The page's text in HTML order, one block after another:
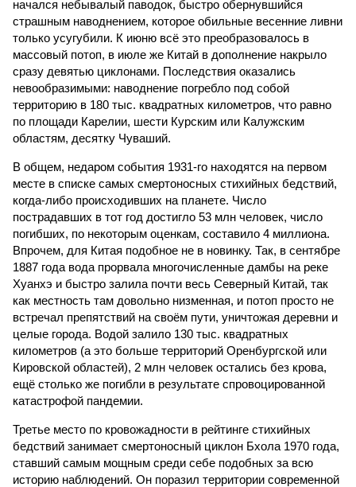
начался небывалый паводок, быстро обернувшийся
страшным наводнением, которое обильные весенние ливни
только усугубили. К июню всё это преобразовалось в
массовый потоп, в июле же Китай в дополнение накрыло
сразу девятью циклонами. Последствия оказались
невообразимыми: наводнение погребло под собой
территорию в 180 тыс. квадратных километров, что равно
по площади Карелии, шести Курским или Калужским
областям, десятку Чуваший.
В общем, недаром события 1931-го находятся на первом
месте в списке самых смертоносных стихийных бедствий,
когда-либо происходивших на планете. Число
пострадавших в тот год достигло 53 млн человек, число
погибших, по некоторым оценкам, составило 4 миллиона.
Впрочем, для Китая подобное не в новинку. Так, в сентябре
1887 года вода прорвала многочисленные дамбы на реке
Хуанхэ и быстро залила почти весь Северный Китай, так
как местность там довольно низменная, и потоп просто не
встречал препятствий на своём пути, уничтожая деревни и
целые города. Водой залило 130 тыс. квадратных
километров (а это больше территорий Оренбургской или
Кировской областей), 2 млн человек остались без крова,
ещё столько же погибли в результате спровоцированной
катастрофой пандемии.
Третье место по кровожадности в рейтинге стихийных
бедствий занимает смертоносный циклон Бхола 1970 года,
ставший самым мощным среди себе подобных за всю
историю наблюдений. Он поразил территории современной